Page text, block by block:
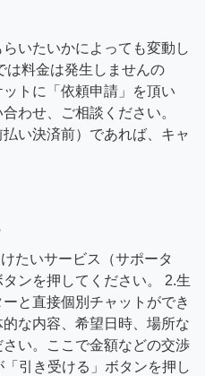
いたいかによっても変動し
は料金は発生しませんの
トに「依頼申請」を頂い
わせ、ご相談ください。
い決済前）であれば、キャ
たいサービス（サポータ
ンを押してください。 2.生
と直接個別チャットができ
な内容、希望日時、場所な
い。ここで金額などの交渉
引き受ける」ボタンを押し